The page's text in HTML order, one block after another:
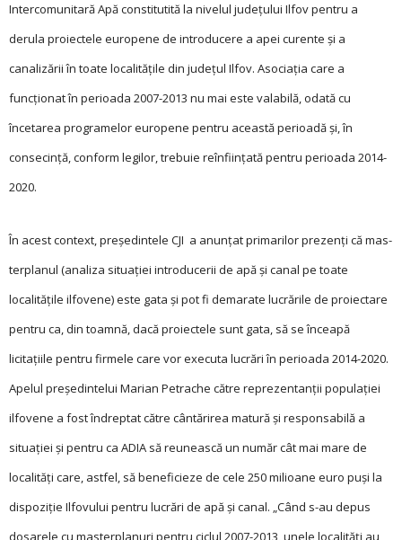
Intercomunitară Apă constitutită la nivelul judeţului Ilfov pentru a
derula proiectele europene de introducere a apei curente și a
canalizării în toate localităţile din judeţul Ilfov. Asociaţia care a
funcţionat în perioada 2007-2013 nu mai este valabilă, odată cu
încetarea programelor europene pentru această perioadă și, în
consecinţă, conform legilor, trebuie reînfiinţată pentru perioada 2014-
2020.
În acest context, pre­șe­dintele CJI a anunţat primarilor prezenţi că mas­
terplanul (analiza situaţiei introducerii de apă și canal pe toate
localităţile ilfovene) este gata și pot fi demarate lucrările de proiectare
pentru ca, din toamnă, dacă proiectele sunt gata, să se înceapă
licitaţiile pentru firmele care vor executa lucrări în perioada 2014-2020.
Apelul președintelui Ma­ri­an Petrache către re­pre­zentanţii popu­laţiei
ilfo­vene a fost în­drep­tat că­tre cântărirea matură și responsabilă a
situaţiei și pentru ca ADIA să reu­nească un număr cât mai mare de
localităţi care, astfel, să beneficieze de cele 250 milioane euro puși la
dispoziţie Ilfovului pentru lucrări de apă și canal. „Când s-au depus
dosarele cu masterplanuri pentru ciclul 2007-2013, unele localităţi au